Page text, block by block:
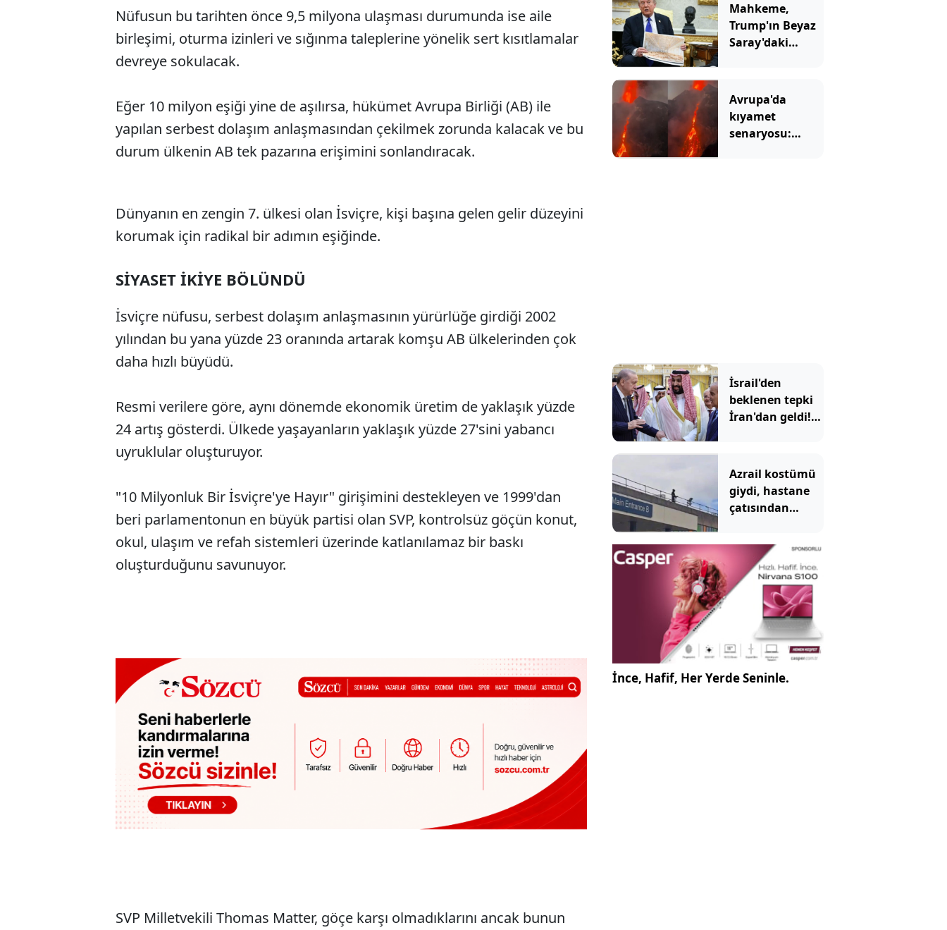
Sesi Aç
Nüfusun bu tarihten önce 9,5 milyona ulaşması durumunda ise aile
birleşimi, oturma izinleri ve sığınma taleplerine yönelik sert kısıtlamalar
devreye sokulacak.
Eğer 10 milyon eşiği yine de aşılırsa, hükümet Avrupa Birliği (AB) ile
yapılan serbest dolaşım anlaşmasından çekilmek zorunda kalacak ve bu
durum ülkenin AB tek pazarına erişimini sonlandıracak.
Dünyanın en zengin 7. ülkesi olan İsviçre, kişi başına gelen gelir düzeyini
korumak için radikal bir adımın eşiğinde.
SİYASET İKİYE BÖLÜNDÜ
İsviçre nüfusu, serbest dolaşım anlaşmasının yürürlüğe girdiği 2002
yılından bu yana yüzde 23 oranında artarak komşu AB ülkelerinden çok
daha hızlı büyüdü.
Resmi verilere göre, aynı dönemde ekonomik üretim de yaklaşık yüzde
24 artış gösterdi. Ülkede yaşayanların yaklaşık yüzde 27'sini yabancı
uyruklular oluşturuyor.
"10 Milyonluk Bir İsviçre'ye Hayır" girişimini destekleyen ve 1999'dan
beri parlamentonun en büyük partisi olan SVP, kontrolsüz göçün konut,
okul, ulaşım ve refah sistemleri üzerinde katlanılamaz bir baskı
oluşturduğunu savunuyor.
SVP Milletvekili Thomas Matter, göçe karşı olmadıklarını ancak bunun
Mahkeme,
Trump'ın Beyaz
Saray'daki
Avrupa'da
kıyamet
senaryosu:
İsrail'den
beklenen tepki
İran'dan geldi!
Tahran'ı kızdırdı
Azrail kostümü
giydi, hastane
çatısından
göründü:
Mahkemede
ilginç savunma
İnce, Hafif, Her Yerde Seninle.